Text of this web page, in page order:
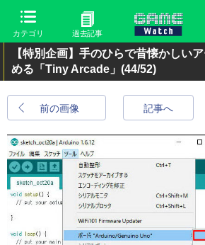
カテゴリ 過去記事
【特別企画】手のひらで昔懐かしい
める「Tiny Arcade」 (44/52)
前の画像 記事へ